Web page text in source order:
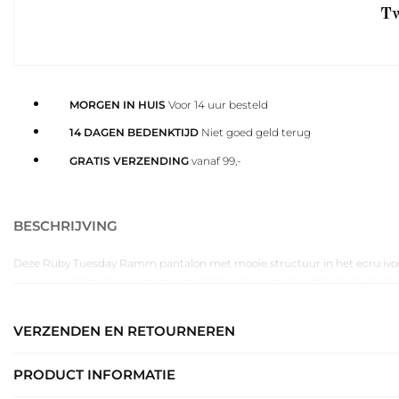
MORGEN IN HUIS Voor 14 uur besteld
14 DAGEN BEDENKTIJDNiet goed geld terug
GRATIS VERZENDINGvanaf 99,-
BESCHRIJVING
Deze Ruby Tuesday Ramm pantalon met mooie structuur in het ecru
zakken, wijde broekspijpen en opgestikte zakken op de achterkant.
VERZENDEN EN RETOURNEREN
PRODUCT INFORMATIE